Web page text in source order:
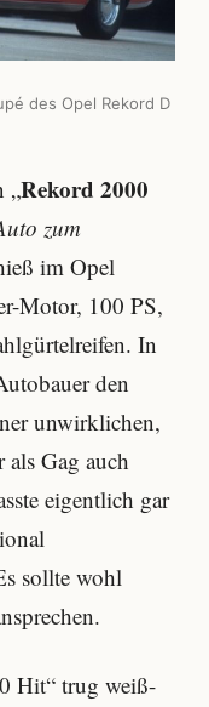
des Opel Rekord D
„Rekord 2000
zum
im Opel
Motor, 100 PS,
In
den
unwirklichen,
Gag auch
eigentlich gar
sollte wohl
Hit“ trug weiß-